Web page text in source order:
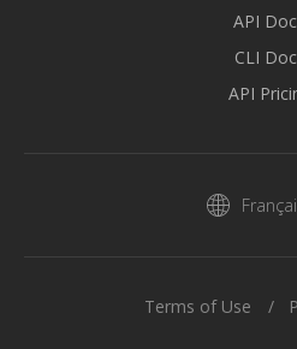
API
CLI
API
Terms of Use